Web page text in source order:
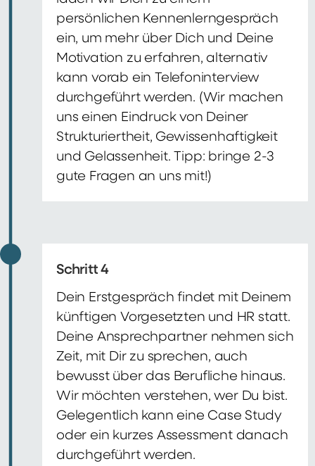
persönlichen Kennenlerngespräch
ein, um mehr über Dich und Deine
Motivation zu erfahren, alternativ
kann vorab ein Telefoninterview
durchgeführt werden. (Wir machen
uns einen Eindruck von Deiner
Strukturiertheit, Gewissenhaftigkeit
und Gelassenheit. Tipp: bringe 2-3
gute Fragen an uns mit!)
Schritt 4
Dein Erstgespräch findet mit Deinem
künftigen Vorgesetzten und HR statt.
Deine Ansprechpartner nehmen sich
Zeit, mit Dir zu sprechen, auch
bewusst über das Berufliche hinaus.
Wir möchten verstehen, wer Du bist.
Gelegentlich kann eine Case Study
oder ein kurzes Assessment danach
durchgeführt werden.